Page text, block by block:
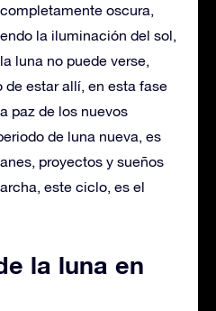
oscura,
la iluminación del sol,
luna no puede verse,
estar allí, en esta fase
paz de los nuevos
de luna nueva, es
proyectos y sueños
este ciclo, es el
la luna en